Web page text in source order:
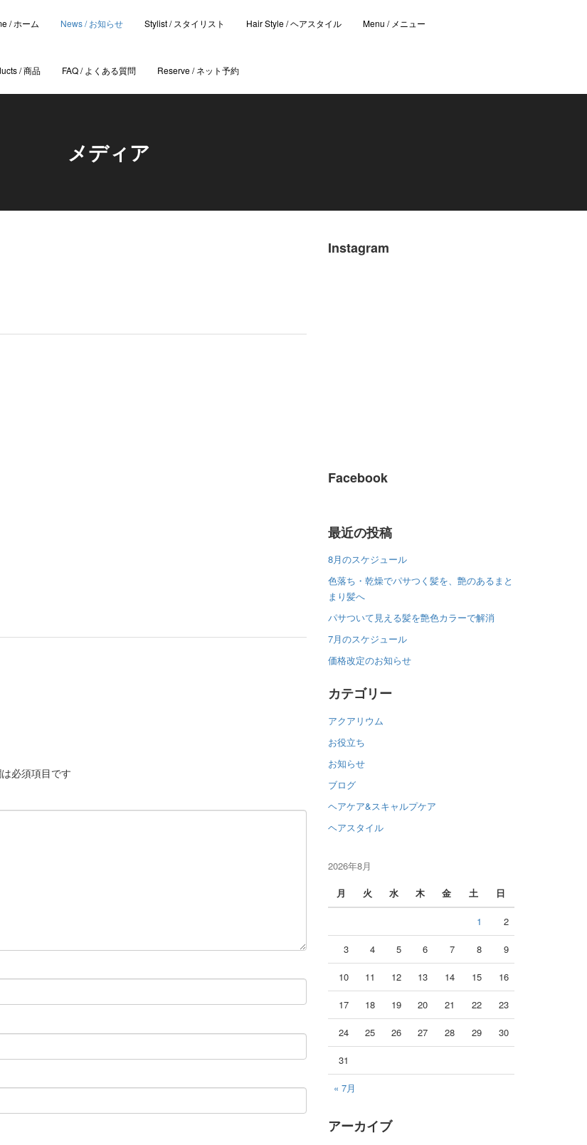
/ ホーム News / お知らせ Stylist / スタイリスト Hair Style / ヘアスタイル Menu / メニュー
/ 商品 FAQ / よくある質問 Reserve / ネット予約
メディア
必須項目です
Instagram
Facebook
最近の投稿
8月のスケジュール
色落ち・乾燥でパサつく髪を、艶のあるまと
まり髪へ
パサついて見える髪を艶色カラーで解消
7月のスケジュール
価格改定のお知らせ
カテゴリー
アクアリウム
お役立ち
お知らせ
ブログ
ヘアケア&スキャルプケア
ヘアスタイル
2026年8月
月
火 水 木 金 土 日
« 7月
1 2
3 4 5 6 7 8 9
10 11 12 13 14 15 16
17 18 19 20 21 22 23
24 25 26 27 28 29 30
31
アーカイブ